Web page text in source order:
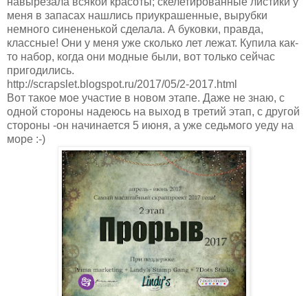
меня в запасах нашлись приукрашенные, вырубки
немного синененькой сделала. А буковки, правда,
классные! Они у меня уже сколько лет лежат. Купила как-
то набор, когда они модные были, вот только сейчас
пригодились.
http://scrapslet.blogspot.ru/2017/05/2-2017.html
Вот такое мое участие в новом этапе. Даже не знаю, с
одной стороны надеюсь на выход в третий этап, с другой
стороны -он начинается 5 июня, а уже седьмого уеду на
море :-)